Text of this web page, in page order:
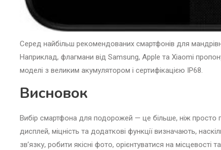
Серед найбільш рекомендованих смартфонів для
Наприклад, флагмани від Samsung, Apple та Xiaomi
моделі з великим акумулятором і сертифікацією IP68.
Висновок
Вибір смартфона для подорожей — це більше, ніж просто
дисплей, міцність та додаткові функції визначають,
зв’язку, робити якісні фото, орієнтуватися на